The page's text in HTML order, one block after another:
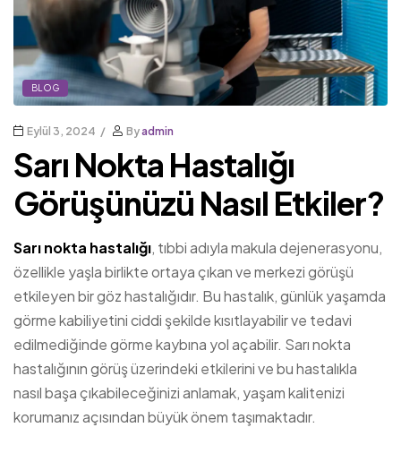
BLOG
Eylül 3, 2024 Byadmin
Sarı Nokta Hastalığı
Görüşünüzü Nasıl Etkiler?
Sarı nokta hastalığı, tıbbi adıyla makula dejenerasyonu,
özellikle yaşla birlikte ortaya çıkan ve merkezi görüşü
etkileyen bir göz hastalığıdır. Bu hastalık, günlük yaşamda
görme kabiliyetini ciddi şekilde kısıtlayabilir ve tedavi
edilmediğinde görme kaybına yol açabilir. Sarı nokta
hastalığının görüş üzerindeki etkilerini ve bu hastalıkla
nasıl başa çıkabileceğinizi anlamak, yaşam kalitenizi
korumanız açısından büyük önem taşımaktadır.